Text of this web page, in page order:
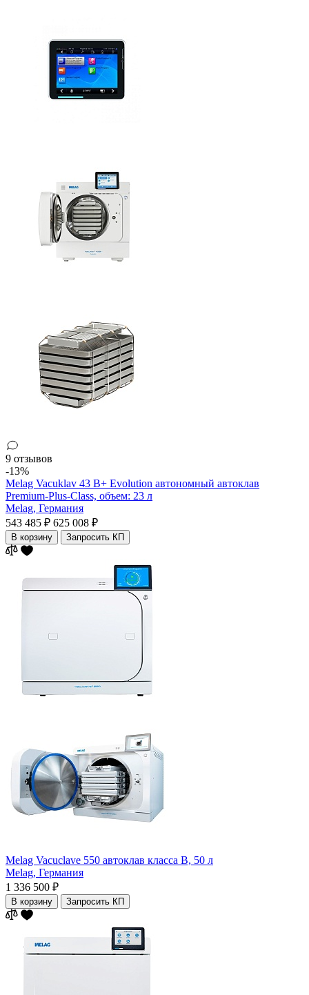
9 отзывов
-13%
Melag Vacuklav 43 B+ Evolution автономный автоклав
Premium-Plus-Class, объем: 23 л
Melag, Германия
543 485 ₽ 625 008 ₽
В корзину Запросить КП
Melag Vacuclave 550 автоклав класса B, 50 л
Melag, Германия
1 336 500 ₽
В корзину Запросить КП